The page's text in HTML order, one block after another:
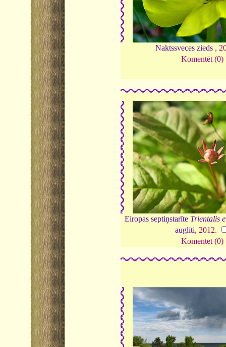
Naktssveces zieds ,
Komentēt (0)
Eiropas septiņstarīte Trientalis
auglīti, 2012.
Komentēt (0)